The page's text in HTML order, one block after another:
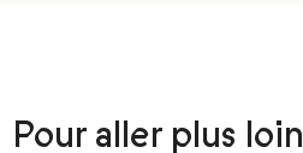
Pour aller plus loin